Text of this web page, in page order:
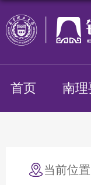
首页 南理
当前位置